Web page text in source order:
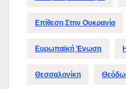
Επίθεση Στην Ουκρανία
Ευρωπαϊκή Ένωση
Θεσσαλονίκη